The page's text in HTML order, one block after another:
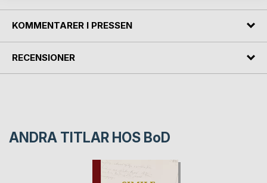
KOMMENTARER I PRESSEN
RECENSIONER
ANDRA TITLAR HOS BoD